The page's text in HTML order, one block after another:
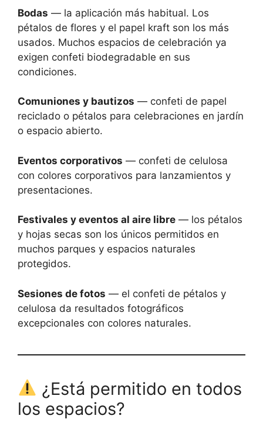
Bodas — la aplicación más habitual. Los
pétalos de flores y el papel kraft son los más
usados. Muchos espacios de celebración ya
exigen confeti biodegradable en sus
condiciones.
Comuniones y bautizos — confeti de papel
reciclado o pétalos para celebraciones en jardín
o espacio abierto.
Eventos corporativos — confeti de celulosa
con colores corporativos para lanzamientos y
presentaciones.
Festivales y eventos al aire libre — los pétalos
y hojas secas son los únicos permitidos en
muchos parques y espacios naturales
protegidos.
Sesiones de fotos — el confeti de pétalos y
celulosa da resultados fotográficos
excepcionales con colores naturales.
¿Está permitido en todos
los espacios?